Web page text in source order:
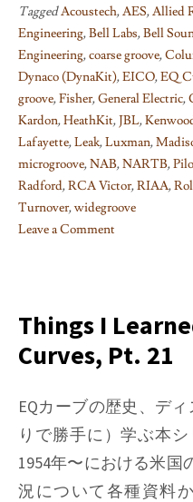
TaggedAcoustech,AES,Allied
Engineering,Bell Labs,Bell
Engineering,coarse groove,
Dynaco (DynaKit),EICO,EQ
groove,Fisher,General Electric,
Kardon,HeathKit,JBL,
Lafayette,Leak,Luxman,
microgroove,NAB,NARTB,
Radford,RCA Victor,RIAA,
Turnover,widegroove
Leave a Comment
learned
on
Phono
curves,
Pt.
22
Things I
Curves, Pt. 21
EQカーブの歴史、デ
りで勝手に）学ぶ本シ
1954年〜における米国
況について各種資料